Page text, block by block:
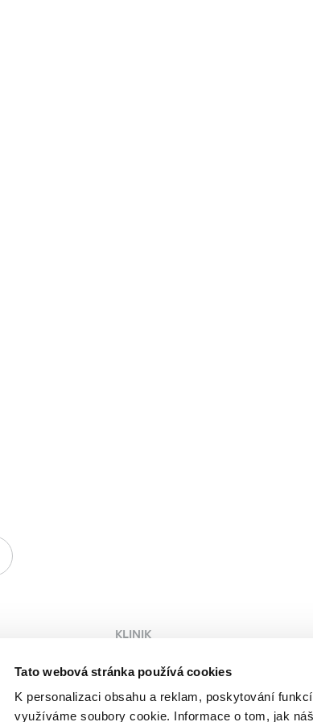
Tato webová stránka používá cookies
K personalizaci obsahu a reklam, poskytování
využíváme soubory cookie. Informace o tom, jak
KLINIK
Über die Klinik
Ärzte
Unsere Kunden